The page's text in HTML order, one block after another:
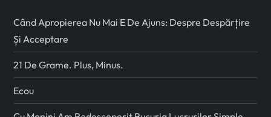
Când Apropierea Nu Mai E De Ajuns: Despre Despărțire
Și Acceptare
21 De Grame. Plus, Minus.
Ecou